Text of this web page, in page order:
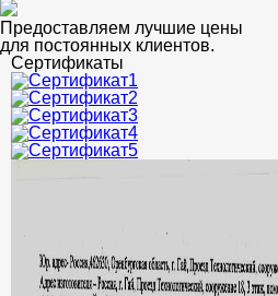
Предоставляем лучшие цены
для постоянных клиентов.
Сертификаты